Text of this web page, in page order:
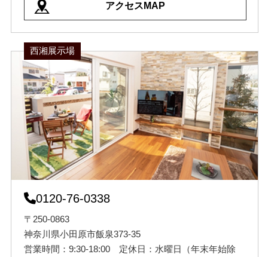
アクセスMAP
西湘展示場
0120-76-0338
〒250-0863
神奈川県小田原市飯泉373-35
営業時間：9:30-18:00 定休日：水曜日（年末年始除